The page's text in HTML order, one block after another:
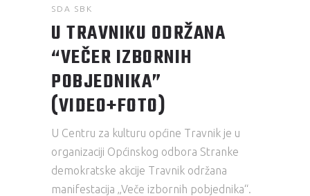
SDA SBK
U TRAVNIKU ODRŽANA
“VEČER IZBORNIH
POBJEDNIKA”
(VIDEO+FOTO)
U Centru za kulturu općine Travnik je u
organizaciji Općinskog odbora Stranke
demokratske akcije Travnik održana
manifestacija „Veče izbornih pobjednika“.